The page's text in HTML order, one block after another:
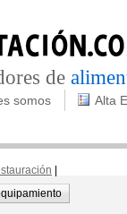
de
somos Alta